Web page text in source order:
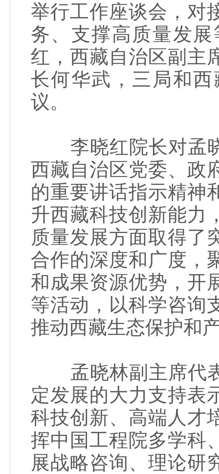
举行工作座谈会，对
务、支撑高质量发
红，西藏自治区副主
长何华武，三局和
议。
李晓红院长对孟晓
西藏自治区党委、政
的重要讲话指示精神
升西藏科技创新能力
质量发展方面取得了
合作的深度和广度，
和成果资源优势，开
等活动，以科学咨询
推动西藏生态保护和
孟晓林副主席代表
定发展的大力支持表
科技创新、高端人才
挥中国工程院多学科
展战略咨询、理论研